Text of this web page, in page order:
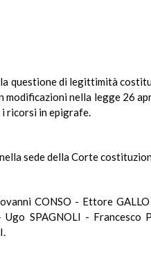
questione di legittimità
modificazioni nella legge 26
i ricorsi in epigrafe.
sede della Corte
CONSO - Ettore
Ugo SPAGNOLI -